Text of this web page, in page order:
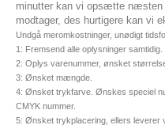
minutter kan vi opsætte næsten
modtager, des hurtigere kan vi
Undgå meromkostninger, unødigt
1: Fremsend alle oplysninger samtidig.
2: Oplys varenummer, ønsket
3: Ønsket mængde.
4: Ønsket trykfarve. Ønskes speciel
CMYK nummer.
5: Ønsket trykplacering, ellers leverer